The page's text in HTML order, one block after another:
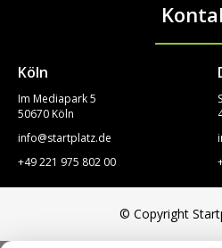
Köln
Im Mediapark 5
50670 Köln
info@startplatz.de
+49 221 975 802 00
© Copyright